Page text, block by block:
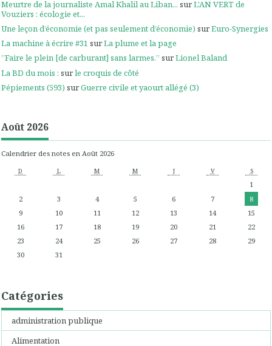
Meurtre de la journaliste Amal Khalil au Liban... surL'AN VERT de
Vouziers : écologie et...
Une leçon d’économie (et pas seulement d’économie) surEuro-Synergies
La machine à écrire #31 surLa plume et la page
”Faire le plein [de carburant] sans larmes.” surLionel Baland
La BD du mois : surle croquis de côté
Pépiements (593) surGuerre civile et yaourt allégé (3)
Août 2026
Calendrier des notes en Août 2026
D L M M J V S
1
2
3 4 5 6 7
8
9
10 11 12 13 14
15
16
17 18 19 20 21
22
23
24 25 26 27 28
29
30
31
Catégories
administration publique
Alimentation